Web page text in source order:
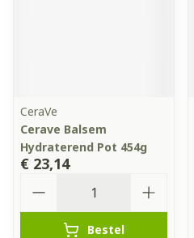
CeraVe
Cerave Balsem
Hydraterend Pot 454g
€ 23,14
Bestel